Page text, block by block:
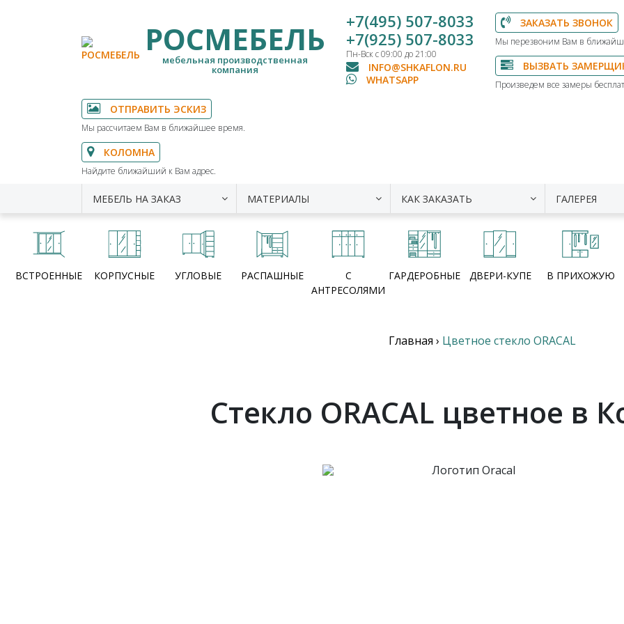
РОСМЕБЕЛЬ
мебельная производственная
компания
+7(495) 507-8033
+7(925) 507-8033
Пн-Вск с 09:00 до 21:00
INFO@SHKAFLON.RU
WHATSAPP
ЗАКАЗАТЬ ЗВОНОК
Мы перезвоним Вам в
ВЫЗВАТЬ
Произведем все замеры
ОТПРАВИТЬ ЭСКИЗ
Мы рассчитаем Вам в ближайшее время.
КОЛОМНА
Найдите ближайший к Вам адрес.
МЕБЕЛЬ НА ЗАКАЗ МАТЕРИАЛЫ КАК ЗАКАЗАТЬ ГАЛЕРЕЯ
ВСТРОЕННЫЕ КОРПУСНЫЕ УГЛОВЫЕ РАСПАШНЫЕ
С
АНТРЕСОЛЯМИ
ГАРДЕРОБНЫЕ ДВЕРИ-КУПЕ В ПРИХОЖУЮ
Главная › Цветное стекло ORACAL
Стекло ORACAL цветное в